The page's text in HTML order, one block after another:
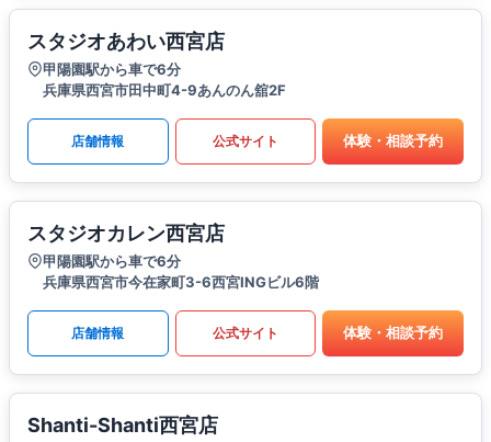
スタジオあわい西宮店
甲陽園駅から車で6分
兵庫県西宮市田中町4-9あんのん舘2F
店舗情報 公式サイト 体験・相談予約
スタジオカレン西宮店
甲陽園駅から車で6分
兵庫県西宮市今在家町3-6西宮INGビル6階
店舗情報 公式サイト 体験・相談予約
Shanti-Shanti西宮店